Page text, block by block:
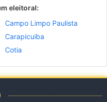
eleitoral:
Campo Limpo Paulista
Carapicuiba
Cotia